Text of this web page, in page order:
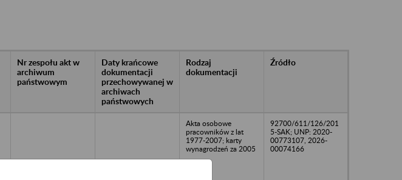
Nr zespołu akt w
archiwum
państwowym
Daty krańcowe
dokumentacji
przechowywanej w
archiwach
państwowych
Rodzaj
dokumentacji
Źródło
Akta osobowe
pracowników z lat
1977-2007; karty
wynagrodzeń za 2005
92700/611/126/201
5-SAK; UNP: 2020-
00773107, 2026-
00074166